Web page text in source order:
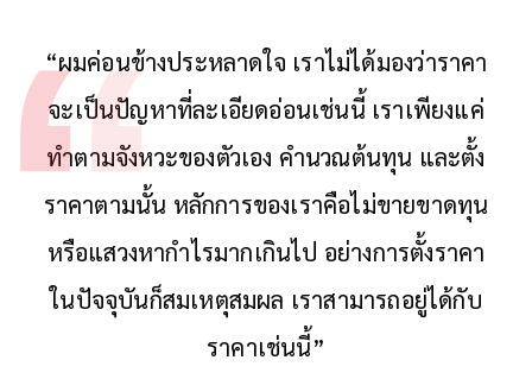
“ผมค่อนข้างประหลาดใจ เราไม่ได้มองว่าราคา
จะเป็นปัญหาที่ละเอียดอ่อนเช่นนี้ เราเพียงแค่
ทำตามจังหวะของตัวเอง คำนวณต้นทุน และตั้ง
ราคาตามนั้น หลักการของเราคือไม่ขายขาดทุน
หรือแสวงหากำไรมากเกินไป อย่างการตั้งราคา
ในปัจจุบันก็สมเหตุสมผล เราสามารถอยู่ได้กับ
ราคาเช่นนี้”